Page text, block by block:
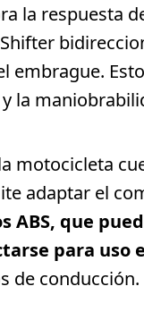
la respuesta
embrague.
la
motocicleta
adaptar el
ABS, que
para uso
de conducción.